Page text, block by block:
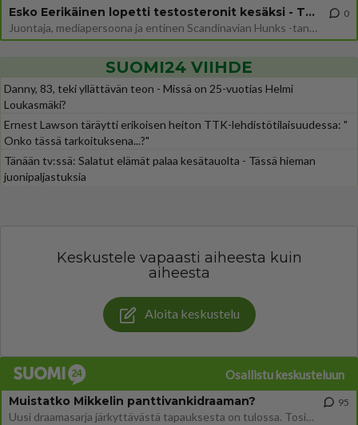
Esko Eerikäinen lopetti testosteronit kesäksi - Tämä ikävä vaikutus iski heti
Juontaja, mediapersoona ja entinen Scandinavian Hunks -tanssija Esko Eerikäinen on tunnettu avoimuudestaan. Nyt Eerikäi
0
SUOMI24 VIIHDE
Danny, 83, teki yllättävän teon - Missä on 25-vuotias Helmi
Loukasmäki?
Ernest Lawson täräytti erikoisen heiton TTK-lehdistötilaisuudessa: "
Onko tässä tarkoituksena...?"
Tänään tv:ssä: Salatut elämät palaa kesätauolta - Tässä hieman
juonipaljastuksia
Keskustele vapaasti aiheesta kuin
aiheesta
Aloita keskustelu
Osallistu keskusteluun
Muistatko Mikkelin panttivankidraaman?
Uusi draamasarja järkyttävästä tapauksesta on tulossa. Tositapahtumiin perustuva sarja ammentaa vuoden 1986 Mikkelin pan
95